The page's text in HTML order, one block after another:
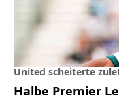
United scheiterte
Halbe Premier